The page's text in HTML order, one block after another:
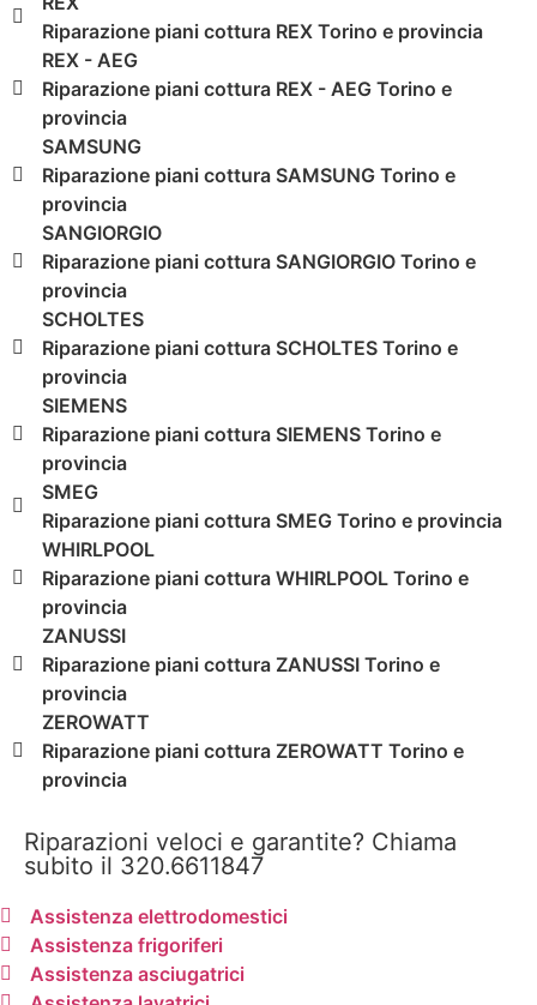
Riparazione piani cottura REX Torino e provincia
REX - AEG
Riparazione piani cottura REX - AEG Torino e
provincia
SAMSUNG
Riparazione piani cottura SAMSUNG Torino e
provincia
SANGIORGIO
Riparazione piani cottura SANGIORGIO Torino e
provincia
SCHOLTES
Riparazione piani cottura SCHOLTES Torino e
provincia
SIEMENS
Riparazione piani cottura SIEMENS Torino e
provincia
SMEG
Riparazione piani cottura SMEG Torino e provincia
WHIRLPOOL
Riparazione piani cottura WHIRLPOOL Torino e
provincia
ZANUSSI
Riparazione piani cottura ZANUSSI Torino e
provincia
ZEROWATT
Riparazione piani cottura ZEROWATT Torino e
provincia
Riparazioni veloci e garantite? Chiama
subito il 320.6611847
Assistenza elettrodomestici
Assistenza frigoriferi
Assistenza asciugatrici